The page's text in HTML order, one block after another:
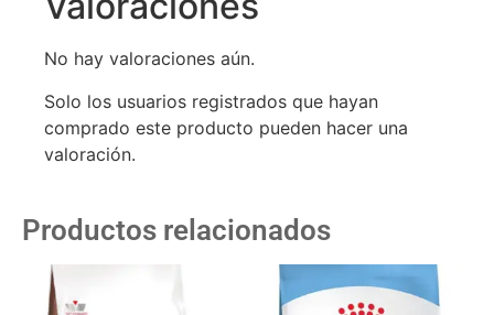
No hay valoraciones aún.
Solo los usuarios registrados que hayan
comprado este producto pueden hacer una
valoración.
Productos relacionados